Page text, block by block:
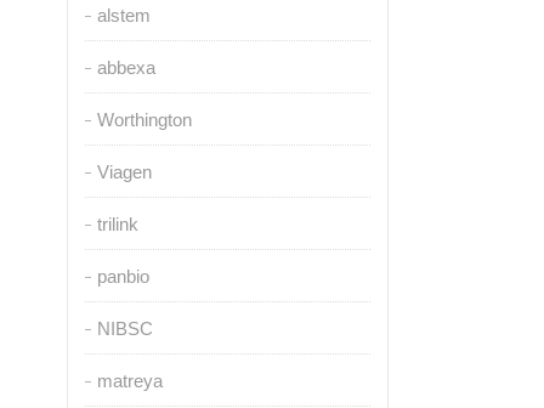
alstem
abbexa
Worthington
Viagen
trilink
panbio
NIBSC
matreya